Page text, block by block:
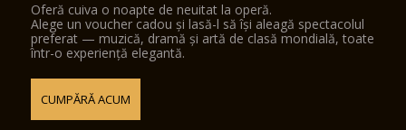
Oferă cuiva o noapte de neuitat la operă.
Alege un voucher cadou și lasă-l să își aleagă spectacolul
preferat — muzică, dramă și artă de clasă mondială, toate
într-o experiență elegantă.
CUMPĂRĂ ACUM